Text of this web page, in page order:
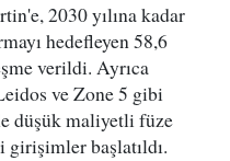
2030 yılına kadar
hedefleyen 58,6
verildi. Ayrıca
ve Zone 5 gibi
düşük maliyetli füze
başlatıldı.